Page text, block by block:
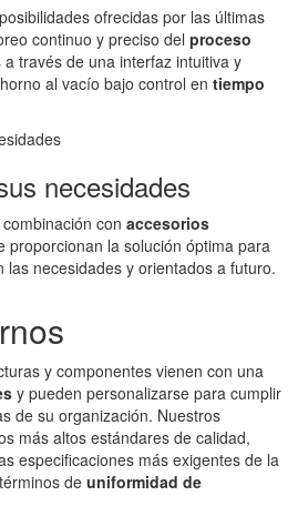
ofrecidas por las últimas
continuo y preciso del proceso
través de una interfaz intuitiva y
al vacío bajo control en tiempo
necesidades
con accesorios
proporcionan la solución óptima para
las necesidades y orientados a futuro.
y componentes vienen con una
y pueden personalizarse para cumplir
de su organización. Nuestros
más altos estándares de calidad,
especificaciones más exigentes de la
de uniformidad de